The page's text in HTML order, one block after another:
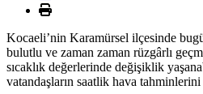
Kocaeli’nin Karamürsel ilçesinde
bulutlu ve zaman zaman rüzgârlı
sıcaklık değerlerinde değişiklik
vatandaşların saatlik hava